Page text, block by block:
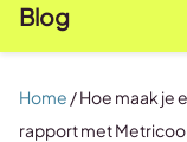
Blog
Home /Hoe maak je
rapport met